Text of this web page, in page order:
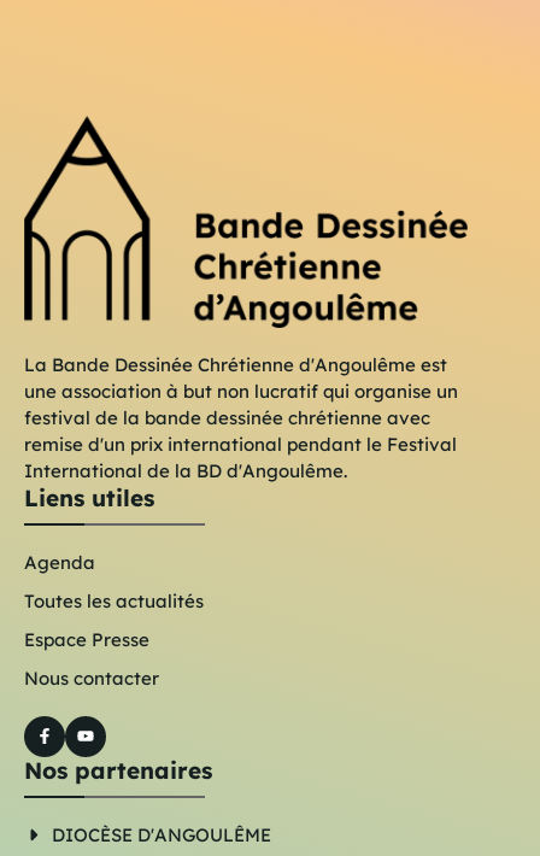
La Bande Dessinée Chrétienne d'Angoulême est
une association à but non lucratif qui organise un
festival de la bande dessinée chrétienne avec
remise d'un prix international pendant le Festival
International de la BD d'Angoulême.
Liens utiles
Agenda
Toutes les actualités
Espace Presse
Nous contacter
Nos partenaires
DIOCÈSE D'ANGOULÊME